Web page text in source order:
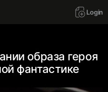
Login
образа героя
фантастике